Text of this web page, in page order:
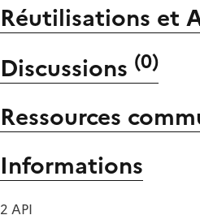
Réutilisations et
Discussions (0)
Ressources
Informations
2 API